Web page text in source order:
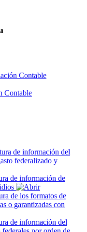
Contable
Contable
de información del
federalizado y
de información de
de los formatos de
o garantizadas con
de información del